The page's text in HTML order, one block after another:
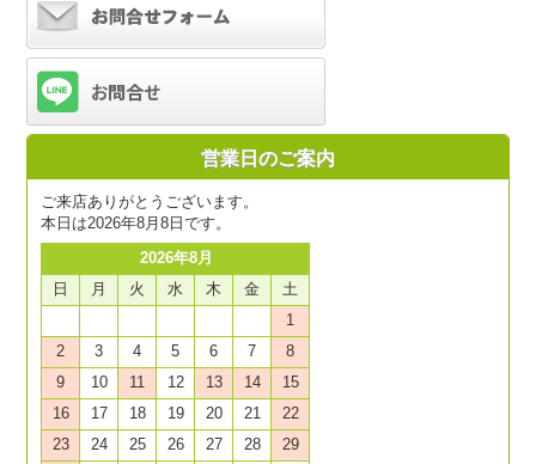
営業日のご案内
ご来店ありがとうございます。
本日は2026年8月8日です。
2026年8月
日
月 火 水 木 金
土
1
2
3 4 5 6 7
8
9
10 11 12 13 14
15
16
17 18 19 20 21
22
23
24 25 26 27 28
29